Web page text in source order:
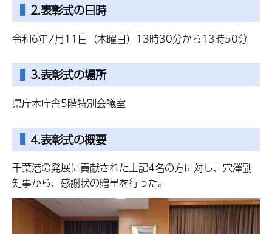
2.表彰式の日時
令和6年7月11日（木曜日）13時30分から13時50分
3.表彰式の場所
県庁本庁舎5階特別会議室
4.表彰式の概要
千葉港の発展に貢献された上記4名の方に対し、穴澤副
知事から、感謝状の贈呈を行った。